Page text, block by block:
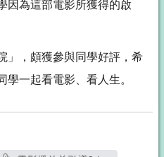
因為這部電影所獲得的啟
」，頗獲參與同學好評，希
一起看電影、看人生。